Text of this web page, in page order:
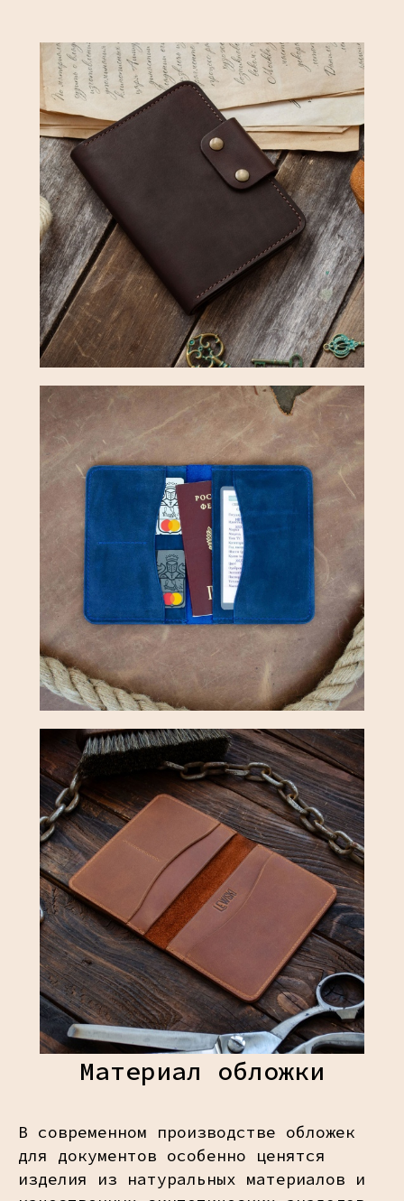
Материал обложки
В современном производстве обложек
для документов особенно ценятся
изделия из натуральных материалов и